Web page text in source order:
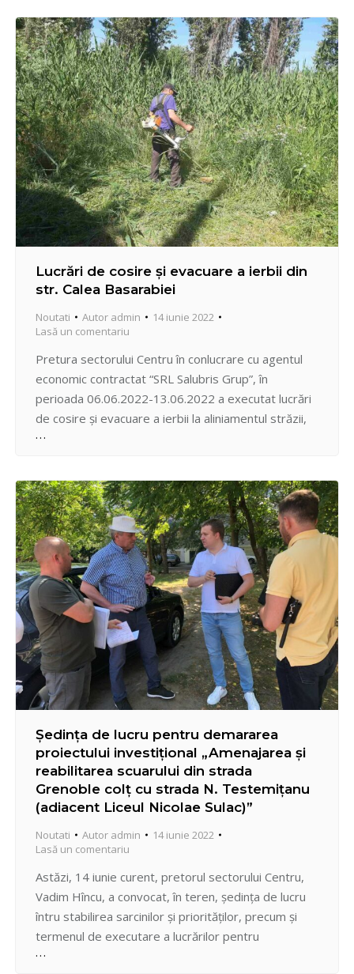
Lucrări de cosire și evacuare a ierbii din
str. Calea Basarabiei
Noutati Autor admin
14 iunie 2022
Lasă un comentariu
Pretura sectorului Centru în conlucrare cu agentul
economic contractat “SRL Salubris Grup”, în
perioada 06.06.2022-13.06.2022 a executat lucrări
de cosire și evacuare a ierbii la aliniamentul străzii,
inclusiv parcului-pădure din str. Calea Basarabiei.
Ședința de lucru pentru demararea
proiectului investițional „Amenajarea și
reabilitarea scuarului din strada
Grenoble colț cu strada N. Testemițanu
(adiacent Liceul Nicolae Sulac)”
Noutati Autor admin
14 iunie 2022
Lasă un comentariu
Astăzi, 14 iunie curent, pretorul sectorului Centru,
Vadim Hîncu, a convocat, în teren, ședința de lucru
întru stabilirea sarcinilor și priorităților, precum și
termenul de executare a lucrărilor pentru
demararea proiectului „Amenajarea și reabilitarea